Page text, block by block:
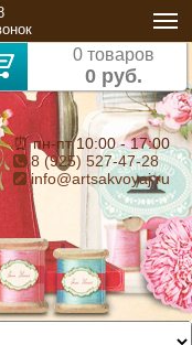
0 товаров
0 руб.
⏰ пн-пт 10:00 - 17:00
8 (925) 527-47-28
info@artsakvoyaj.ru